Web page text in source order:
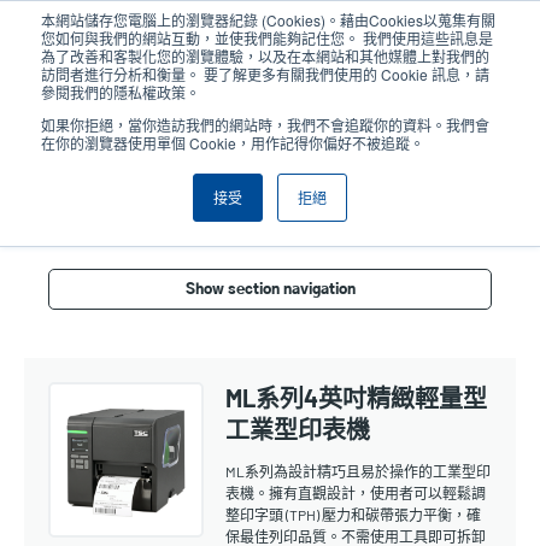
本網站儲存您電腦上的瀏覽器紀錄 (Cookies)。藉由Cookies以蒐集有關
您如何與我們的網站互動，並使我們能夠記住您。 我們使用這些訊息是
為了改善和客製化您的瀏覽體驗，以及在本網站和其他媒體上對我們的
訪問者進行分析和衡量。 要了解更多有關我們使用的 Cookie 訊息，請
參閱我們的隱私權政策。
如果你拒絕，當你造訪我們的網站時，我們不會追蹤你的資料。我們會
在你的瀏覽器使用單個 Cookie，用作記得你偏好不被追蹤。
接受 拒絕
User
menu
User
Header
工業型4英吋
Show section navigation
ML系列4英吋精緻輕量型
工業型印表機
ML系列為設計精巧且易於操作的工業型印
表機。擁有直觀設計，使用者可以輕鬆調
整印字頭 (TPH) 壓力和碳帶張力平衡，確
保最佳列印品質。不需使用工具即可拆卸